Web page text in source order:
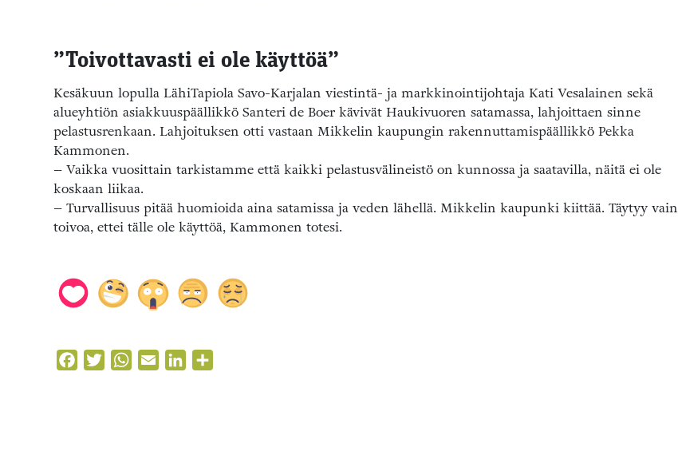
”Toivottavasti ei ole käyttöä”
Kesäkuun lopulla LähiTapiola Savo-Karjalan viestintä- ja markkinointijohtaja Kati Vesalainen sekä
alueyhtiön asiakkuuspäällikkö Santeri de Boer kävivät Haukivuoren satamassa, lahjoittaen sinne
pelastusrenkaan. Lahjoituksen otti vastaan Mikkelin kaupungin rakennuttamispäällikkö Pekka
Kammonen.
– Vaikka vuosittain tarkistamme että kaikki pelastusvälineistö on kunnossa ja saatavilla, näitä ei ole
koskaan liikaa.
– Turvallisuus pitää huomioida aina satamissa ja veden lähellä. Mikkelin kaupunki kiittää. Täytyy vain
toivoa, ettei tälle ole käyttöä, Kammonen totesi.
FacebookTwitterWhatsApp
Email LinkedIn